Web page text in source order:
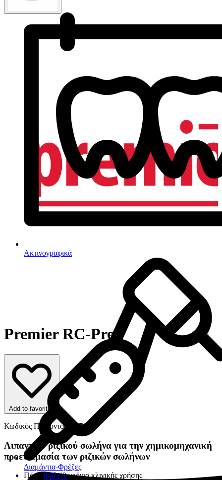
Ακτινογραφικά
Διαμάντια-Φρέζες
Φρέζες
Premier RC-Prep
Add to favorites
Κωδικός Προϊόντος: 6871
Λιπαντικό ριζικού σωλήνα για την χημικομηχανική
προετοιμασία των ριζικών σωλήνων
Πάνω από 40 χρόνια κλινικής χρήσης